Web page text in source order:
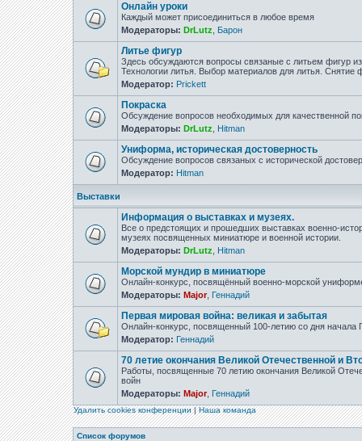
Онлайн уроки
Каждый может присоединиться в любое время
Модераторы: DrLutz Барон
Литье фигур
Здесь обсуждаются вопросы связаные с литьем фигур
Технологии литья. Выбор материалов для литья. Снятие
Модератор: Prickett
Покраска
Обсуждение вопросов необходимых для качественной
Модераторы: DrLutz Hitman
Униформа, историческая достоверность
Обсуждение вопросов связаных с исторической
Модератор: Hitman
Выставки
Информация о выставках и музеях.
Все о предстоящих и прошедших выставках военно-
музеях посвященных миниатюре и военной истории.
Модераторы: DrLutz Hitman
Морской мундир в миниатюре
Онлайн-конкурс, посвящённый военно-морской
Модераторы: Major, Геннадий
Первая мировая война: великая и забытая
Онлайн-конкурс, посвященный 100-летию со дня начала
Модератор: Геннадий
70 летие окончания Великой Отечественной и
Работы, посвященные 70 летию окончания Великой
войн
Модераторы: Major, Геннадий
Удалить cookies конференции|Наша команда
Список форумов